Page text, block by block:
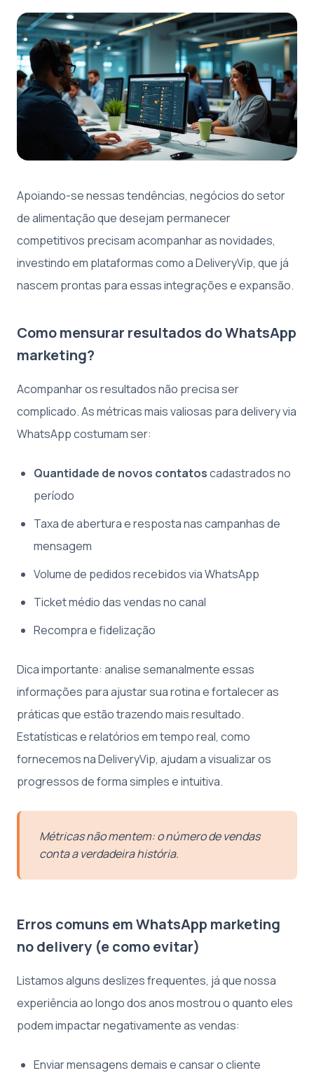
Apoiando-se nessas tendências, negócios do setor
de alimentação que desejam permanecer
competitivos precisam acompanhar as novidades,
investindo em plataformas como a DeliveryVip, que já
nascem prontas para essas integrações e expansão.
Como mensurar resultados do WhatsApp
marketing?
Acompanhar os resultados não precisa ser
complicado. As métricas mais valiosas para delivery via
WhatsApp costumam ser:
Quantidade de novos contatoscadastrados no
período
Taxa de abertura e resposta nas campanhas de
mensagem
Volume de pedidos recebidos via WhatsApp
Ticket médio das vendas no canal
Recompra e fidelização
Dica importante: analise semanalmente essas
informações para ajustar sua rotina e fortalecer as
práticas que estão trazendo mais resultado.
Estatísticas e relatórios em tempo real, como
fornecemos na DeliveryVip, ajudam a visualizar os
progressos de forma simples e intuitiva.
Métricas não mentem: o número de vendas
conta a verdadeira história.
Erros comuns em WhatsApp marketing
no delivery (e como evitar)
Listamos alguns deslizes frequentes, já que nossa
experiência ao longo dos anos mostrou o quanto eles
podem impactar negativamente as vendas:
Enviar mensagens demais e cansar o cliente